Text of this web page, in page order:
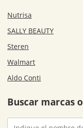
Nutrisa
SALLY BEAUTY
Steren
Walmart
Aldo Conti
Buscar marcas